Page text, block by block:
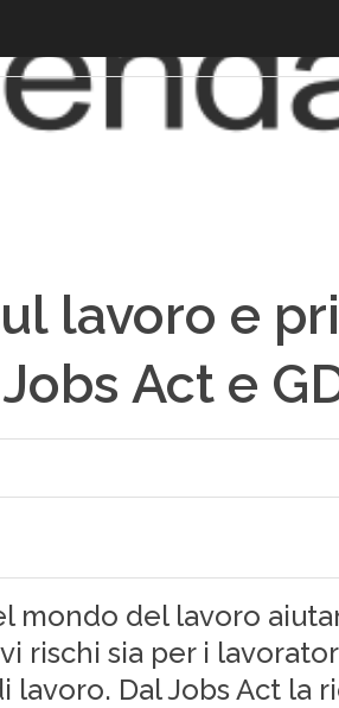
lavoro e
Act e
del lavoro
rischi sia per i
lavoro. Dal Jobs Act la